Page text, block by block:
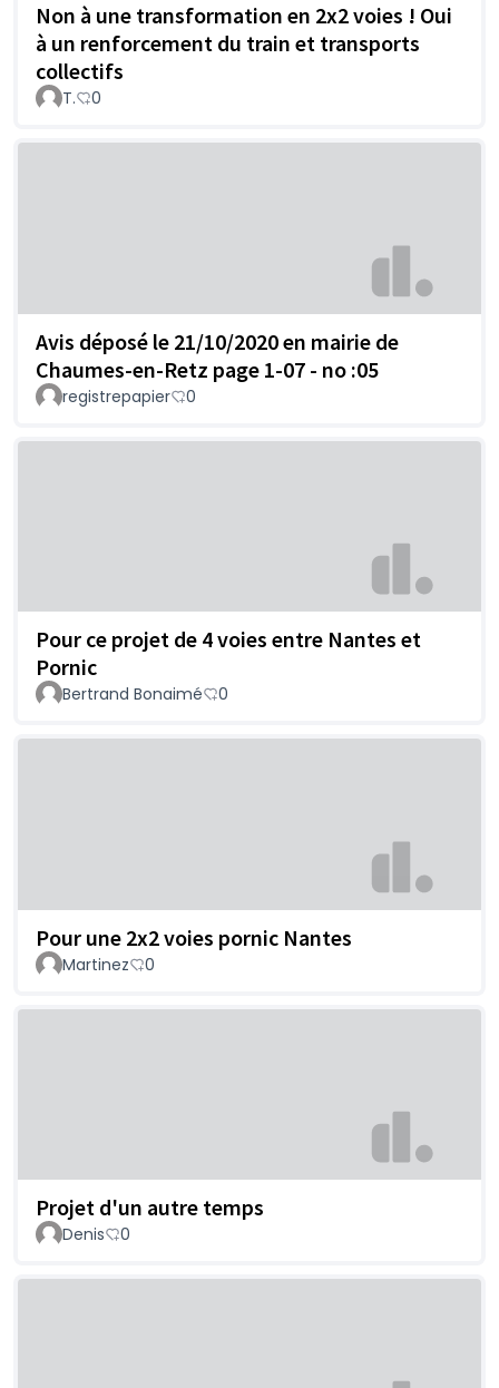
Non à une transformation en 2x2 voies ! Oui
à un renforcement du train et transports
collectifs
T. 0
Avis déposé le 21/10/2020 en mairie de
Chaumes-en-Retz page 1-07 - no :05
registrepapier 0
Pour ce projet de 4 voies entre Nantes et
Pornic
Bertrand Bonaimé 0
Pour une 2x2 voies pornic Nantes
Martinez 0
Projet d'un autre temps
Denis 0